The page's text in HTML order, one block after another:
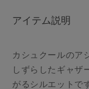
アイテム説明
カシュクールのア
しずらしたギャザ
がるシルエットで